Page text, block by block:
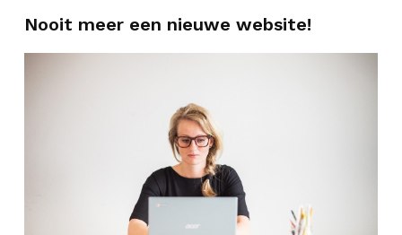
Nooit meer een nieuwe website!